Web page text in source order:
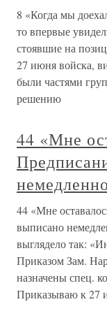
8 «Когда мы
то впервые
стоявшие на
27 июня войска,
были частями
решению
44 «Мне
44 «Мне
выписано
выглядело так:
Приказом Зам.
назначены спец.
Приказываю к 27